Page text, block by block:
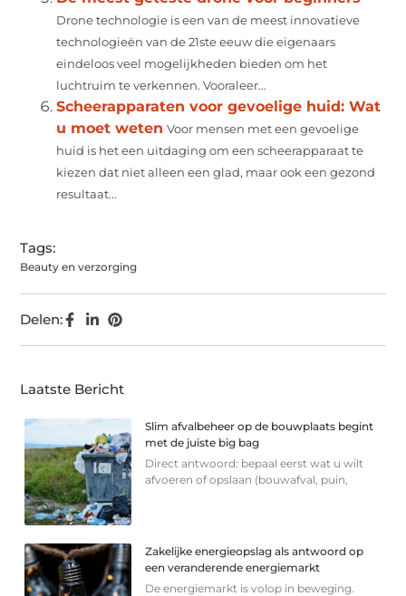
Drone technologie is een van de meest innovatieve
technologieën van de 21ste eeuw die eigenaars
eindeloos veel mogelijkheden bieden om het
luchtruim te verkennen. Vooraleer...
Scheerapparaten voor gevoelige huid: Wat
u moet weten Voor mensen met een gevoelige
huid is het een uitdaging om een scheerapparaat te
kiezen dat niet alleen een glad, maar ook een gezond
resultaat...
Tags:
Beauty en verzorging
Delen:
Laatste Bericht
Slim afvalbeheer op de bouwplaats begint
met de juiste big bag
Direct antwoord: bepaal eerst wat u wilt
afvoeren of opslaan (bouwafval, puin,
Zakelijke energieopslag als antwoord op
een veranderende energiemarkt
De energiemarkt is volop in beweging.